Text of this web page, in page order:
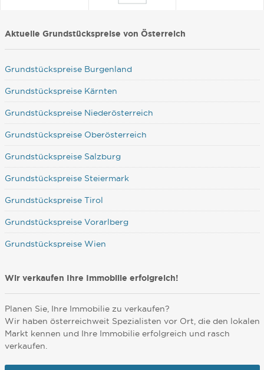
Aktuelle Grundstückspreise von Österreich
Grundstückspreise Burgenland
Grundstückspreise Kärnten
Grundstückspreise Niederösterreich
Grundstückspreise Oberösterreich
Grundstückspreise Salzburg
Grundstückspreise Steiermark
Grundstückspreise Tirol
Grundstückspreise Vorarlberg
Grundstückspreise Wien
Wir verkaufen Ihre Immobilie erfolgreich!
Planen Sie, Ihre Immobilie zu verkaufen?
Wir haben österreichweit Spezialisten vor Ort, die den lokalen
Markt kennen und Ihre Immobilie erfolgreich und rasch
verkaufen.